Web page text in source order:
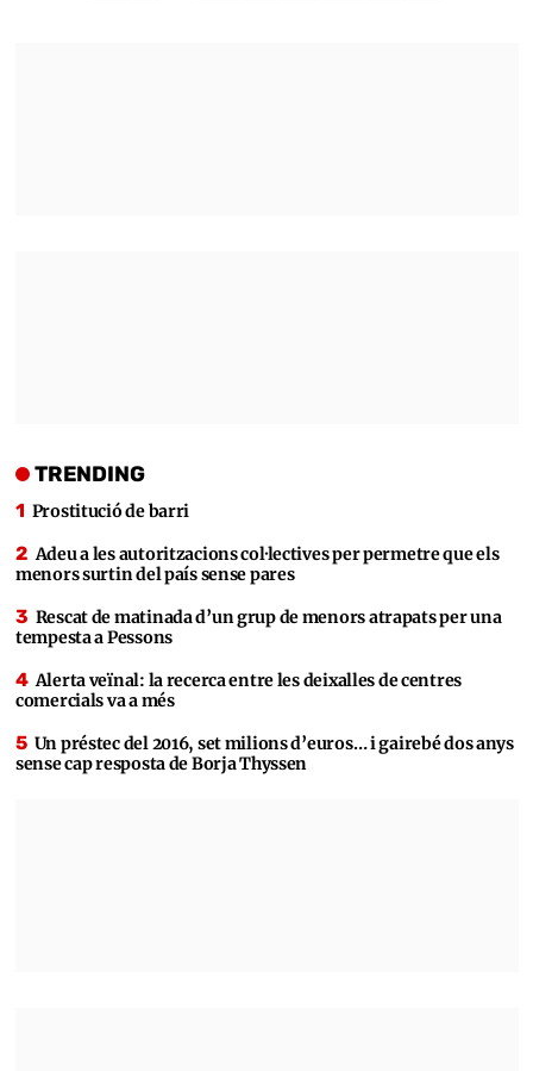
TRENDING
Prostitució de barri
Adeu a les autoritzacions col·lectives per permetre que els
menors surtin del país sense pares
Rescat de matinada d’un grup de menors atrapats per una
tempesta a Pessons
Alerta veïnal: la recerca entre les deixalles de centres
comercials va a més
Un préstec del 2016, set milions d’euros… i gairebé dos anys
sense cap resposta de Borja Thyssen